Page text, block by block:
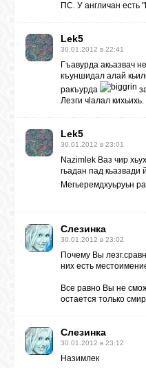
ПС. У англичан есть
Lek5
30.01.2012 в 22:41
Гъавурда акьазвач
къуншидал алай
ракъурда
Лезги чlалал кихьихь.
Lek5
30.01.2012 в 23:01
Nazimlek Ваз чир
гьадан пад кьазвади
Мегьеремдхуьруьн
Слезинка
30.01.2012 в 23:02
Почему Вы
них есть
Все равно Вы не
остается только
Слезинка
30.01.2012 в 23:12
Назимлек